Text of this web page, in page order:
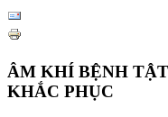
ÂM KHÍ BỆNH
KHẮC PHỤC